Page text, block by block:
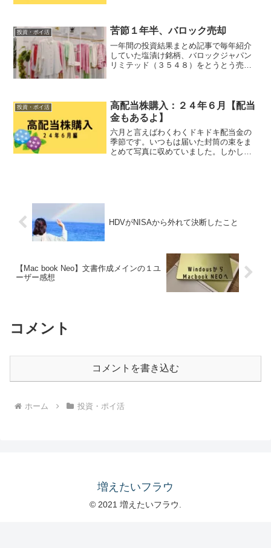
で短いですが３月分を記録...
投資・ポイ活 苦節１年半、バロック売却
一年間の投資結果まとめ記事で毎年紹介
していた塩漬け銘柄、バロックジャパン
リミテッド（３５４８）をとうとう売却
２１年８月６日。証券口座...
投資・ポイ活
高配当株購入：２４年６月【配当
金もあるよ】
六月と言えばわくわくドキドキ配当金の
季節です。いつもは届いた封筒の束をま
とめて写真に収めていました。しかし今
HDVがNISAから外れて決断したこと
【Mac book Neo】文書作成メインの１ユ
ーザー感想
コメント
コメントを書き込む
ホーム 投資・ポイ活
増えたいフラウ
© 2021 増えたいフラウ.